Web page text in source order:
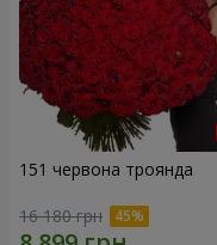
151 червона троянда
16 180 грн